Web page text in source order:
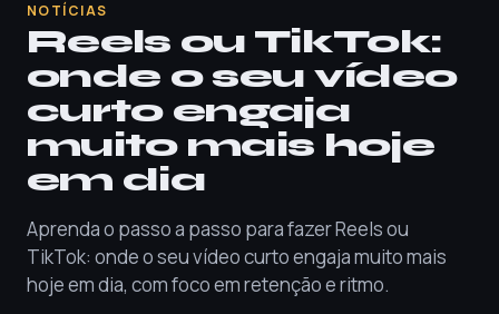
NOTÍCIAS
Reels ou TikTok:
onde o seu vídeo
curto engaja
muito mais hoje
em dia
Aprenda o passo a passo para fazer Reels ou
TikTok: onde o seu vídeo curto engaja muito mais
hoje em dia, com foco em retenção e ritmo.